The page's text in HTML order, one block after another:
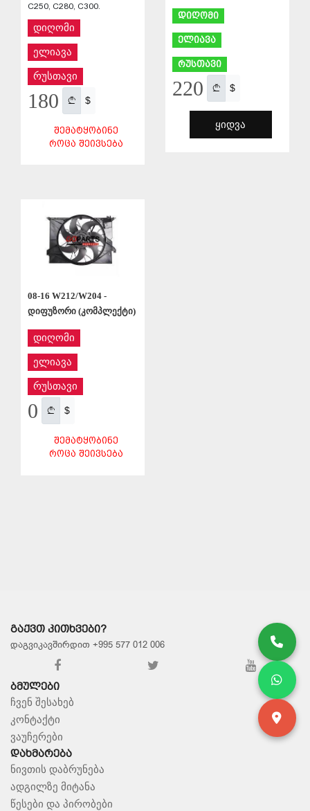
C250, C280, C300.
დიღომი
ელიავა
რუსთავი
180 $
ᲨᲔᲛᲐᲢᲧᲝᲑᲘᲜᲔ
ᲠᲝᲪᲐ ᲨᲔᲘᲕᲡᲔᲑᲐ
დიღომი
ელიავა
რუსთავი
220 $
ᲧᲘᲓᲕᲐ
08-16 W212/W204 -
დიფუზორი (კომპლექტი)
დიღომი
ელიავა
რუსთავი
0 $
ᲨᲔᲛᲐᲢᲧᲝᲑᲘᲜᲔ
ᲠᲝᲪᲐ ᲨᲔᲘᲕᲡᲔᲑᲐ
ᲒᲐᲥᲕᲗ ᲙᲘᲗᲮᲕᲔᲑᲘ?
დაგვიკავშირდით +995 577 012 006
ᲑᲛᲣᲚᲔᲑᲘ
ჩვენ შესახებ
კონტაქტი
ვაუჩერები
ᲓᲐᲮᲛᲐᲠᲔᲑᲐ
ნივთის დაბრუნება
ადგილზე მიტანა
წესები და პირობები